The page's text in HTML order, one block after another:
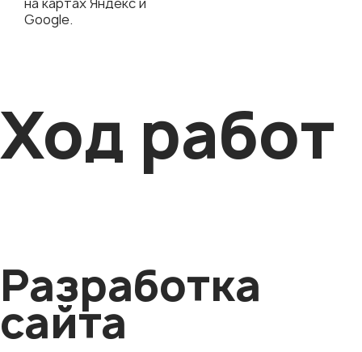
Google.
Ход работ
Разработка
сайта